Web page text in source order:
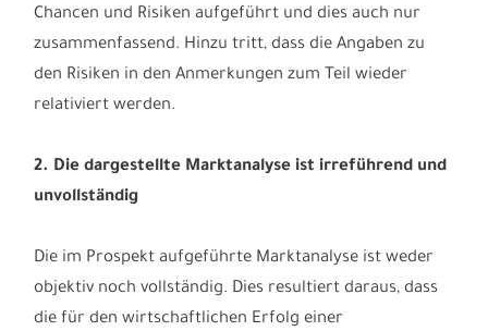
Chancen und Risiken aufgeführt und dies auch nur
zusammenfassend. Hinzu tritt, dass die Angaben zu
den Risiken in den Anmerkungen zum Teil wieder
relativiert werden.
2. Die dargestellte Marktanalyse ist irreführend und
unvollständig
Die im Prospekt aufgeführte Marktanalyse ist weder
objektiv noch vollständig. Dies resultiert daraus, dass
die für den wirtschaftlichen Erfolg einer